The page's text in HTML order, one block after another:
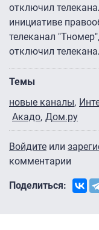
отключил
инициативе
телеканал
отключил
Темы
новые каналы
Акадо Дом.ру
Войдите или
комментарии
Поделиться: